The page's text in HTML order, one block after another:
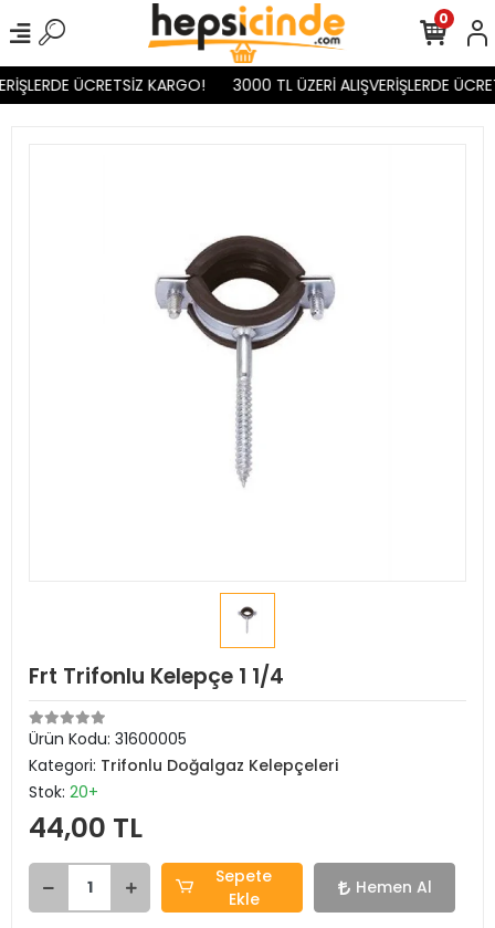
ÜCRETSİZ KARGO! 3000 TL ÜZERİ ALIŞVERİŞLERDE
0
Frt Trifonlu Kelepçe 1 1/4
Ürün Kodu: 31600005
Kategori: Trifonlu Doğalgaz Kelepçeleri
Stok: 20+
44,00 TL
Sepete
Ekle
Hemen Al